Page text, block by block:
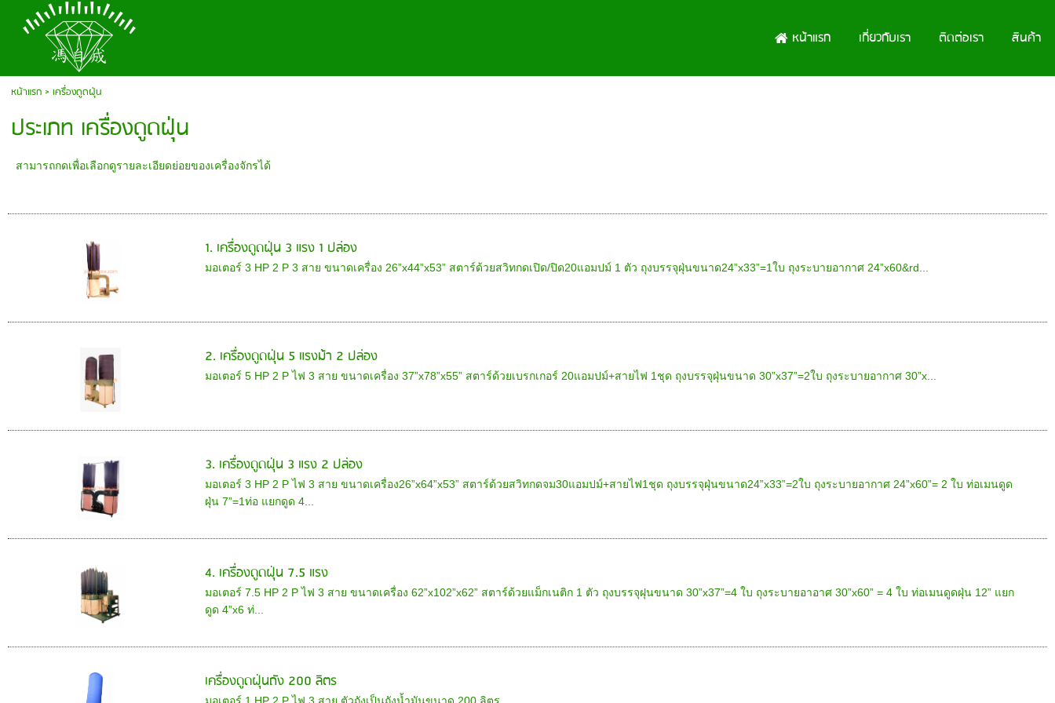
หน้าแรก เกี่ยวกับเรา ติดต่อเรา สินค้า
หน้าแรก> เครื่องดูดฝุ่น
ประเภท เครื่องดูดฝุ่น
สามารถกดเพื่อเลือกดูรายละเอียดย่อยของเครื่องจักรได้
1. เครื่องดูดฝุ่น 3 แรง 1 ปล่อง
มอเตอร์ 3 HP 2 P 3 สาย ขนาดเครื่อง 26”x44”x53” สตาร์ด้วยสวิทกดเปิด/ปิด20แอมปม์ 1 ตัว ถุงบรรจุฝุ่นขนาด24”x33”=1ใบ ถุงระบายอากาศ 24”x60&rd...
2. เครื่องดูดฝุ่น 5 แรงม้า 2 ปล่อง
มอเตอร์ 5 HP 2 P ไฟ 3 สาย ขนาดเครื่อง 37”x78”x55” สตาร์ด้วยเบรกเกอร์ 20แอมปม์+สายไฟ 1ชุด ถุงบรรจุฝุ่นขนาด 30”x37”=2ใบ ถุงระบายอากาศ 30”x...
3. เครื่องดูดฝุ่น 3 แรง 2 ปล่อง
มอเตอร์ 3 HP 2 P ไฟ 3 สาย ขนาดเครื่อง26”x64”x53” สตาร์ด้วยสวิทกดจม30แอมปม์+สายไฟ1ชุด ถุงบรรจุฝุ่นขนาด24”x33”=2ใบ ถุงระบายอากาศ 24”x60”= 2 ใบ ท่อเมนดูด
ฝุ่น 7”=1ท่อ แยกดูด 4...
4. เครื่องดูดฝุ่น 7.5 แรง
มอเตอร์ 7.5 HP 2 P ไฟ 3 สาย ขนาดเครื่อง 62”x102”x62” สตาร์ด้วยแม็กเนติก 1 ตัว ถุงบรรจุฝุนขนาด 30”x37”=4 ใบ ถุงระบายอาอาศ 30”x60” = 4 ใบ ท่อเมนดูดฝุ่น 12” แยก
ดูด 4”x6 ท่...
เครื่องดูดฝุ่นถัง 200 ลิตร